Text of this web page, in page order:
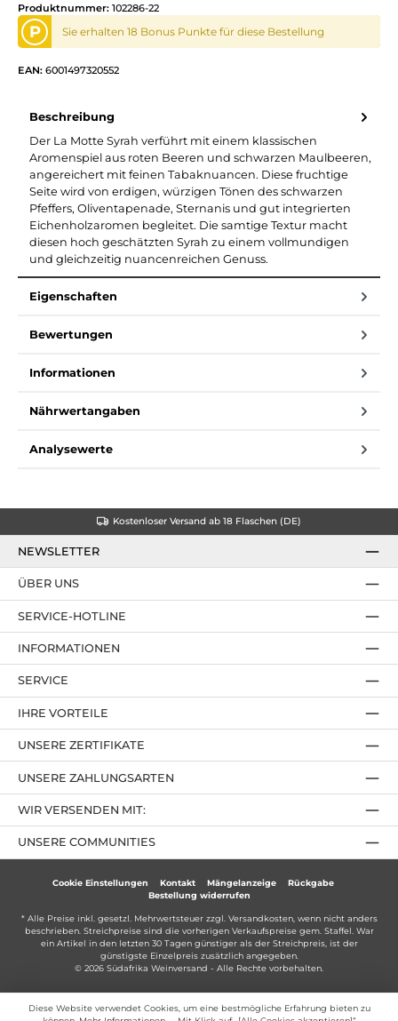
Produktnummer: 102286-22
P Sie erhalten 18 Bonus Punkte für diese Bestellung
EAN: 6001497320552
Beschreibung
Der La Motte Syrah verführt mit einem klassischen
Aromenspiel aus roten Beeren und schwarzen Maulbeeren,
angereichert mit feinen Tabaknuancen. Diese fruchtige
Seite wird von erdigen, würzigen Tönen des schwarzen
Pfeffers, Oliventapenade, Sternanis und gut integrierten
Eichenholzaromen begleitet. Die samtige Textur macht
diesen hoch geschätzten Syrah zu einem vollmundigen
und gleichzeitig nuancenreichen Genuss.
Eigenschaften
Bewertungen
Informationen
Nährwertangaben
Analysewerte
Kostenloser Versand ab 18 Flaschen (DE)
NEWSLETTER
SERVICE-HOTLINE
IHRE VORTEILE
UNSERE ZAHLUNGSARTEN
ÜBER UNS
UNSERE ZERTIFIKATE
INFORMATIONEN
SERVICE
UNSERE COMMUNITIES
WIR VERSENDEN MIT:
Cookie Einstellungen Kontakt Mängelanzeige
Rückgabe
Bestellung widerrufen
* Alle Preise inkl. gesetzl. Mehrwertsteuer zzgl. Versandkosten, wenn nicht anders
beschrieben. Streichpreise sind die vorherigen Verkaufspreise gem. Staffel. War
ein Artikel in den letzten 30 Tagen günstiger als der Streichpreis, ist der
günstigste Einzelpreis zusätzlich angegeben.
© 2026 Südafrika Weinversand - Alle Rechte vorbehalten.
Diese Website verwendet Cookies, um eine bestmögliche Erfahrung bieten zu